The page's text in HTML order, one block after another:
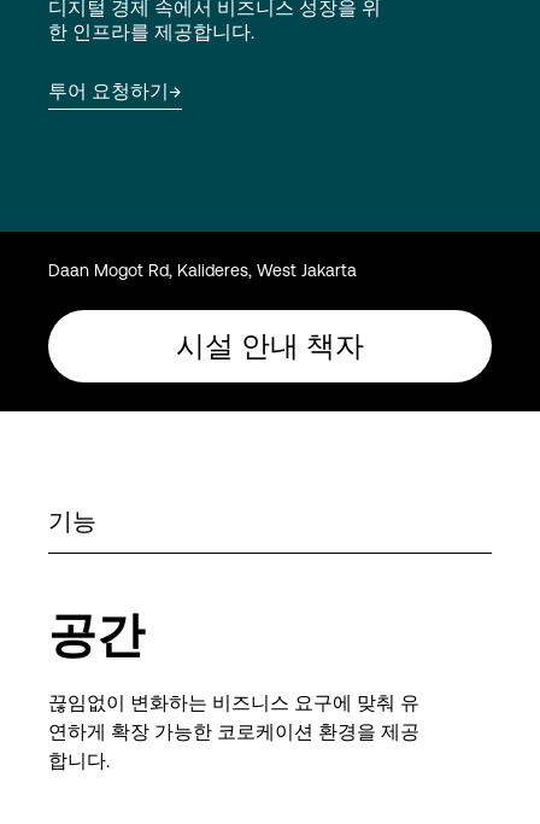
디지털 경제 속에서 비즈니스 성장을 위
한 인프라를 제공합니다.
투어 요청하기
Daan Mogot Rd, Kalideres, West Jakarta
시설 안내 책자
기능
공간
끊임없이 변화하는 비즈니스 요구에 맞춰 유
연하게 확장 가능한 코로케이션 환경을 제공
합니다.